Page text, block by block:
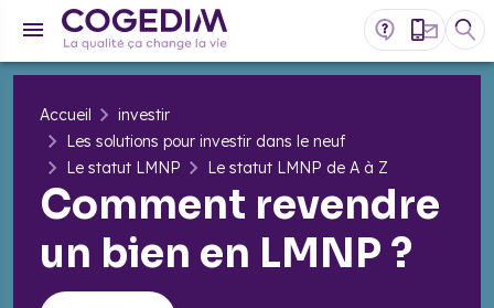
Accueil
investir
Les solutions pour investir dans le neuf
Le statut LMNP
Le statut LMNP de A à Z
Comment revendre
un bien en LMNP ?